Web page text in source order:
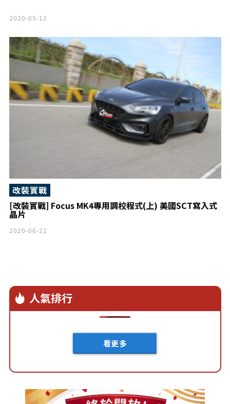
2020-05-12
[改裝實戰] Focus MK4專用調校程式(上) 美國SCT寫入式
晶片
改裝實戰
2020-06-22
人氣排行
看更多